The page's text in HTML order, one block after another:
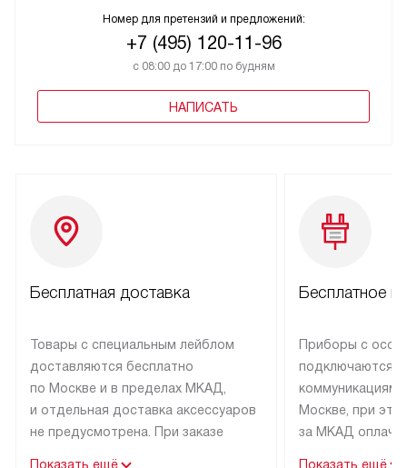
Номер для претензий и предложений:
+7 (495) 120-11-96
с 08:00 до 17:00 по будням
НАПИСАТЬ
Бесплатная доставка
Товары с специальным лейблом
доставляются бесплатно
по Москве и в пределах МКАД,
и отдельная доставка аксессуаров
не предусмотрена. При заказе
Показать ещё
Бесплатное
Приборы с
подключаются к
коммуникациям
Москве, при
за МКАД
Показать ещё